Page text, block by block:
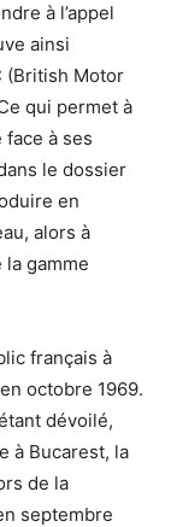
à l’appel
ainsi
(British Motor
qui permet à
à ses
le dossier
en
alors à
gamme
français à
octobre 1969.
dévoilé,
à Bucarest, la
de la
septembre